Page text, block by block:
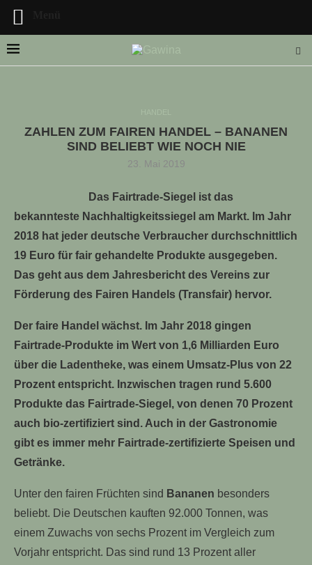
STELLENANGEBOTE!!!
ZAHLEN ZUM FAIREN HANDEL – BANANEN
SIND BELIEBT WIE NOCH NIE
23. Mai 2019
Das Fairtrade-Siegel ist das
bekannteste Nachhaltigkeitssiegel am Markt. Im Jahr
2018 hat jeder deutsche Verbraucher durchschnittlich
19 Euro für fair gehandelte Produkte ausgegeben.
Das geht aus dem Jahresbericht des Vereins zur
Förderung des Fairen Handels (Transfair) hervor.
Der faire Handel wächst. Im Jahr 2018 gingen
Fairtrade-Produkte im Wert von 1,6 Milliarden Euro
über die Ladentheke, was einem Umsatz-Plus von 22
Prozent entspricht. Inzwischen tragen rund 5.600
Produkte das Fairtrade-Siegel, von denen 70 Prozent
auch bio-zertifiziert sind. Auch in der Gastronomie
gibt es immer mehr Fairtrade-zertifizierte Speisen und
Getränke.
Unter den fairen Früchten sind Bananen besonders
beliebt. Die Deutschen kauften 92.000 Tonnen, was
einem Zuwachs von sechs Prozent im Vergleich zum
Vorjahr entspricht. Das sind rund 13 Prozent aller